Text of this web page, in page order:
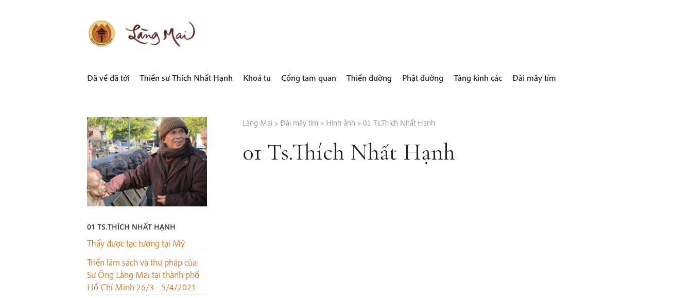
LÀNG MAI
Đã về đã tới Thiền sư Thích Nhất Hạnh Khoá tu Cổng tam quan Thiền đường Phật đường Tàng kinh các Đài mây tím
01 TS.THÍCH NHẤT HẠNH
Thầy được tạc tượng tại Mỹ
Triển lãm sách và thư pháp của
Sư Ông Làng Mai tại thành phố
Hồ Chí Minh 26/3 - 5/4/2021
Làng Mai> Đài mây tím > Hình ảnh > 01 Ts.Thích Nhất Hạnh
01 Ts.Thích Nhất Hạnh